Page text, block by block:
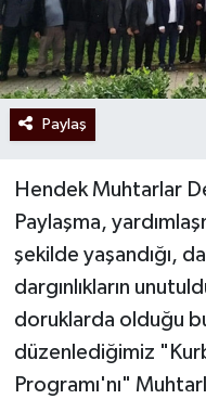
Paylaş
Hendek Muhtarlar
Paylaşma,
şekilde yaşandığı,
dargınlıkların
doruklarda olduğu
düzenlediğimiz
Programı'nı"